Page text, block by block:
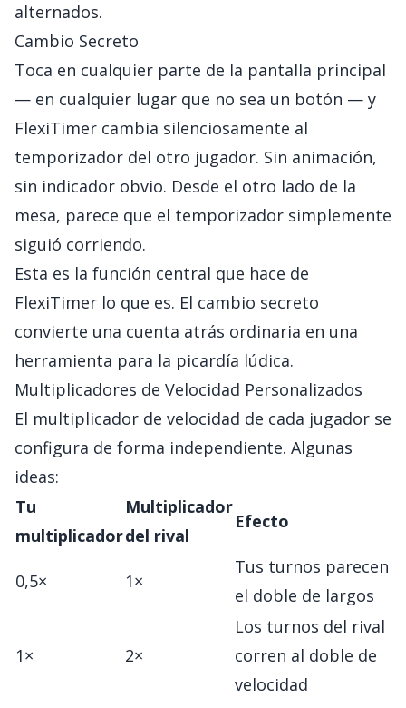
alternados.
Cambio Secreto
Toca en cualquier parte de la pantalla principal
— en cualquier lugar que no sea un botón — y
FlexiTimer cambia silenciosamente al
temporizador del otro jugador. Sin animación,
sin indicador obvio. Desde el otro lado de la
mesa, parece que el temporizador simplemente
siguió corriendo.
Esta es la función central que hace de
FlexiTimer lo que es. El cambio secreto
convierte una cuenta atrás ordinaria en una
herramienta para la picardía lúdica.
Multiplicadores de Velocidad Personalizados
El multiplicador de velocidad de cada jugador se
configura de forma independiente. Algunas
ideas:
Tu
multiplicador
Multiplicador
del rival
Efecto
0,5× 1×
Tus turnos parecen
el doble de largos
1× 2×
Los turnos del rival
corren al doble de
velocidad